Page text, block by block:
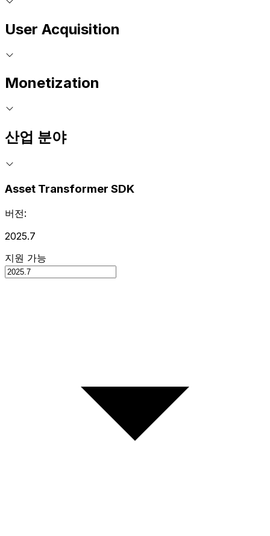
User Acquisition
Monetization
산업 분야
Asset Transformer SDK
버전:
2025.7
지원 가능